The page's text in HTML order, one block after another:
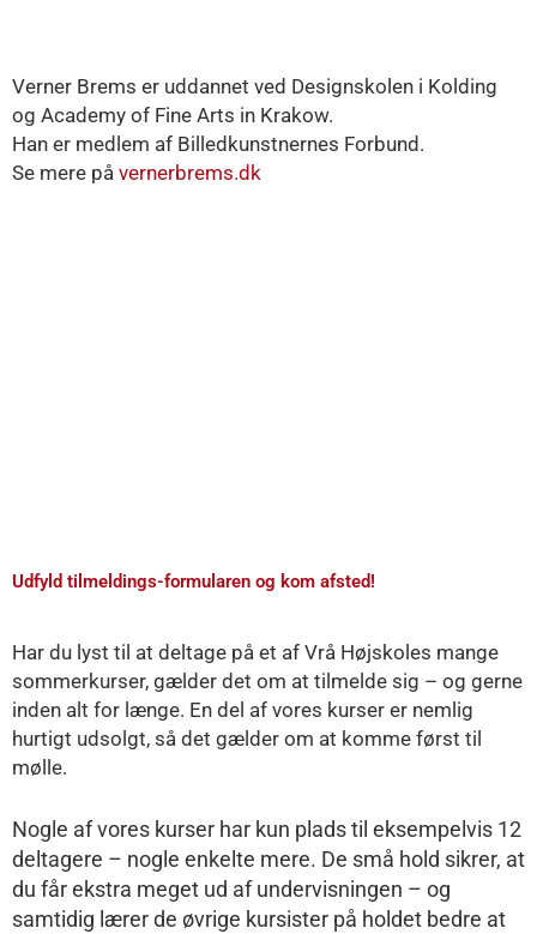
Verner Brems er uddannet ved Designskolen i Kolding
og Academy of Fine Arts in Krakow.
Han er medlem af Billedkunstnernes Forbund.
Se mere på vernerbrems.dk
Udfyld tilmeldings-formularen og kom afsted!
Har du lyst til at deltage på et af Vrå Højskoles mange
sommerkurser, gælder det om at tilmelde sig – og gerne
inden alt for længe. En del af vores kurser er nemlig
hurtigt udsolgt, så det gælder om at komme først til
mølle.
Nogle af vores kurser har kun plads til eksempelvis 12
deltagere – nogle enkelte mere. De små hold sikrer, at
du får ekstra meget ud af undervisningen – og
samtidig lærer de øvrige kursister på holdet bedre at